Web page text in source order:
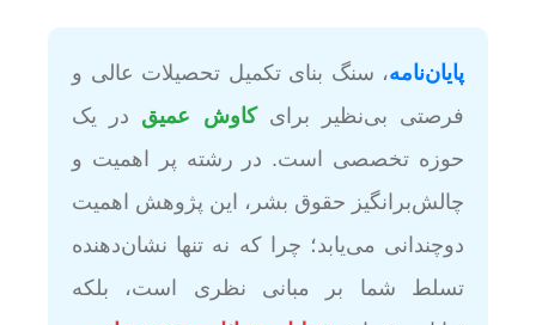
پایان‌نامه، سنگ بنای تکمیل تحصیلات عالی و
فرصتی بی‌نظیر برایکاوش عمیق در یک
حوزه تخصصی است. در رشته پر اهمیت و
چالش‌برانگیز حقوق بشر، این پژوهش اهمیت
دوچندانی می‌یابد؛ چرا که نه تنها نشان‌دهنده
تسلط شما بر مبانی نظری است، بلکه